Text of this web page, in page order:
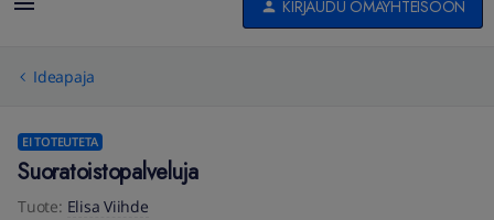
KIRJAUDU OMAYHTEISÖÖN
Ideapaja
EI TOTEUTETA
Suoratoistopalveluja
Tuote: Elisa Viihde